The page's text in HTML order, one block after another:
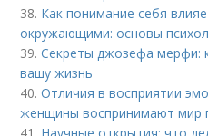
38. Как понимание себя
окружающими: основы
39.Секреты джозефа мерфи:
вашу жизнь
40.Отличия в восприятии
женщины воспринимают мир
41. Научные открытия: что